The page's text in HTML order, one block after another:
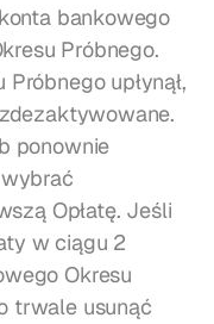
bankowego
Próbnego.
upłynął,
ponownie
Opłatę. Jeśli
w ciągu 2
Okresu
trwale usunąć